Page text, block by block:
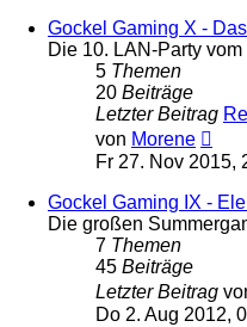
Gockel Gaming X -
Die 10. LAN-Party
5 Themen
20 Beiträge
Letzter Beitrag
von Morene
Fr 27. Nov 2015,
Gockel Gaming IX -
Die großen
7 Themen
45 Beiträge
Letzter Beitrag
Do 2. Aug 2012,